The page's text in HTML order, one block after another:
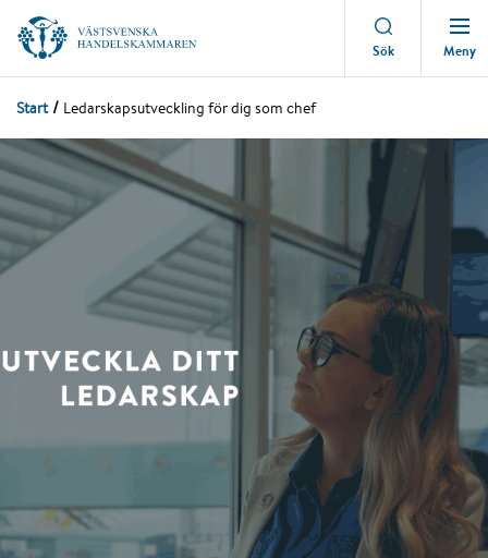
Sök Meny
Start Ledarskapsutveckling för dig som chef